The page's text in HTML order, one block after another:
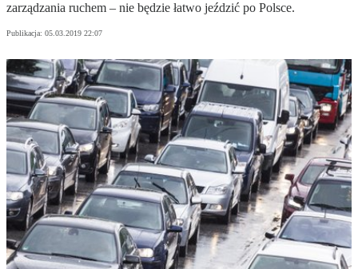
zarządzania ruchem – nie będzie łatwo jeździć po Polsce.
Publikacja: 05.03.2019 22:07